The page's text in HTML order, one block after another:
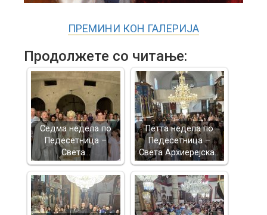
ПРЕМИНИ КОН ГАЛЕРИЈА
Продолжете со читање:
Седма недела по
Педесетница –
Света…
Петта недела по
Педесетница –
Света Архиерејска…